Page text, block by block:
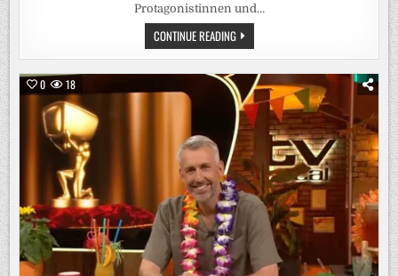
Protagonistinnen und…
CONTINUE READING„DIE
ALLSTARS-
WG
WILDES
WALDABENTEUER“
AB
SOFORT
BEI
KIKA
/
DOKU-
PREMIERE
ZEIGT
OUTDOOR-
ACTION
UND
WG-
ALLTAG
OHNE
ELTERN
0 18